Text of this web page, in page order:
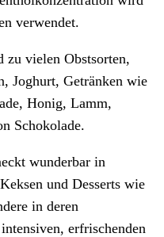
verwendet.
zu vielen Obstsorten,
Joghurt, Getränken wie
Honig, Lamm,
Schokolade.
wunderbar in
und Desserts wie
in deren
erfrischenden